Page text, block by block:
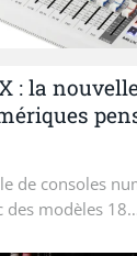
: la
de consoles
des modèles